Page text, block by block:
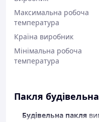
Максимальна робоча
температура
Країна виробник
Мінімальна робоча
температура
Пакля будівельна
Будівельна пакля